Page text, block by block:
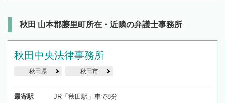
秋田 山本郡藤里町所在・近隣の弁護士事務所
秋田中央法律事務所
秋田県 秋田市
最寄駅 JR「秋田駅」車で8分